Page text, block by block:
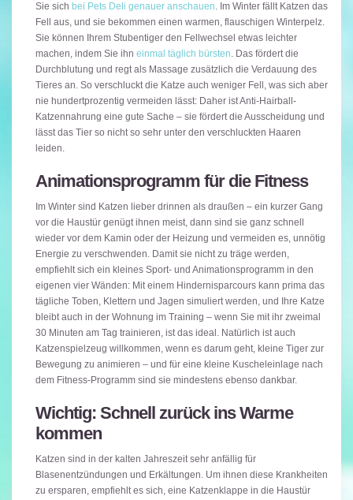
Sie sich bei Pets Deli genauer anschauen. Im Winter fällt Katzen das
Fell aus, und sie bekommen einen warmen, flauschigen Winterpelz.
Sie können Ihrem Stubentiger den Fellwechsel etwas leichter
machen, indem Sie ihn einmal täglich bürsten. Das fördert die
Durchblutung und regt als Massage zusätzlich die Verdauung des
Tieres an. So verschluckt die Katze auch weniger Fell, was sich aber
nie hundertprozentig vermeiden lässt: Daher ist Anti-Hairball-
Katzennahrung eine gute Sache – sie fördert die Ausscheidung und
lässt das Tier so nicht so sehr unter den verschluckten Haaren
leiden.
Animationsprogramm für die Fitness
Im Winter sind Katzen lieber drinnen als draußen – ein kurzer Gang
vor die Haustür genügt ihnen meist, dann sind sie ganz schnell
wieder vor dem Kamin oder der Heizung und vermeiden es, unnötig
Energie zu verschwenden. Damit sie nicht zu träge werden,
empfiehlt sich ein kleines Sport- und Animationsprogramm in den
eigenen vier Wänden: Mit einem Hindernisparcours kann prima das
tägliche Toben, Klettern und Jagen simuliert werden, und Ihre Katze
bleibt auch in der Wohnung im Training – wenn Sie mit ihr zweimal
30 Minuten am Tag trainieren, ist das ideal. Natürlich ist auch
Katzenspielzeug willkommen, wenn es darum geht, kleine Tiger zur
Bewegung zu animieren – und für eine kleine Kuscheleinlage nach
dem Fitness-Programm sind sie mindestens ebenso dankbar.
Wichtig: Schnell zurück ins Warme
kommen
Katzen sind in der kalten Jahreszeit sehr anfällig für
Blasenentzündungen und Erkältungen. Um ihnen diese Krankheiten
zu ersparen, empfiehlt es sich, eine Katzenklappe in die Haustür